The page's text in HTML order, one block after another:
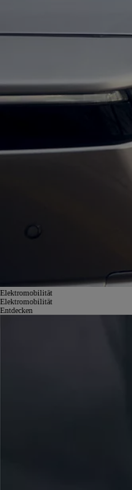
Elektromobilität
Elektromobilität
Entdecken